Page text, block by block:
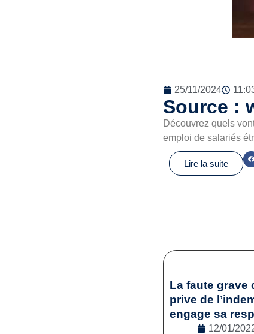
25/11/2024
Source :
Découvrez quels
emploi de salariés
Lire la suite
La faute grave
prive de
engage sa
12/01/